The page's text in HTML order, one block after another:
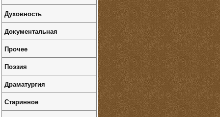
Духовность
Документальная
Прочее
Поэзия
Драматургия
Старинное